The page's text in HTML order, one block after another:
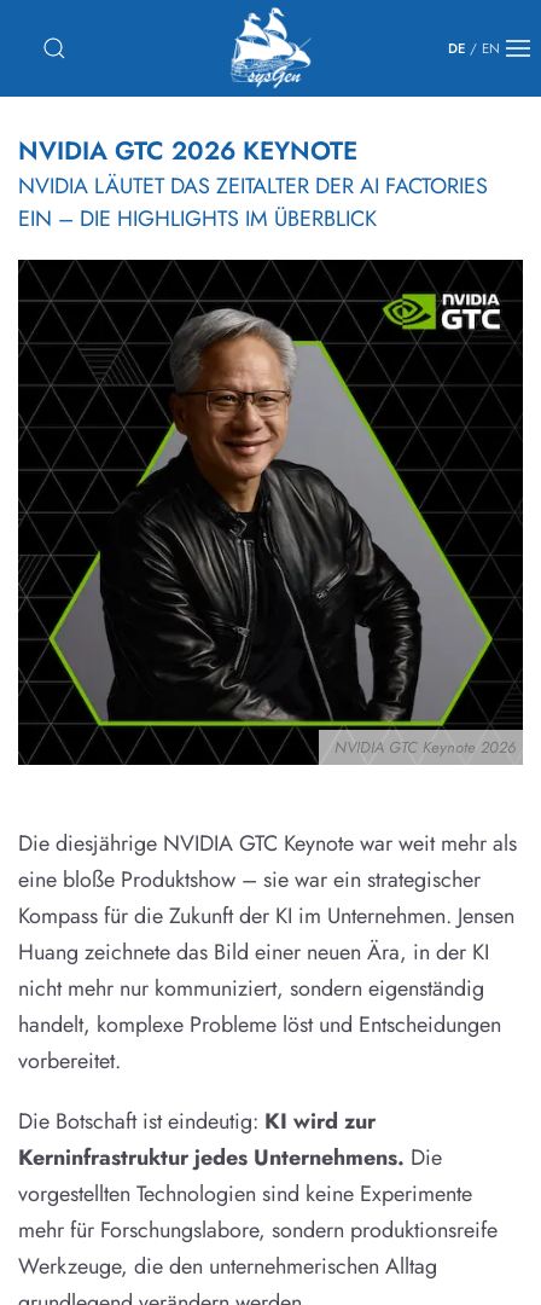
DE / EN
NVIDIA GTC 2026 KEYNOTE
NVIDIA LÄUTET DAS ZEITALTER DER AI FACTORIES
EIN – DIE HIGHLIGHTS IM ÜBERBLICK
NVIDIA GTC Keynote 2026
Die diesjährige NVIDIA GTC Keynote war weit mehr als
eine bloße Produktshow – sie war ein strategischer
Kompass für die Zukunft der KI im Unternehmen. Jensen
Huang zeichnete das Bild einer neuen Ära, in der KI
nicht mehr nur kommuniziert, sondern eigenständig
handelt, komplexe Probleme löst und Entscheidungen
vorbereitet.
Die Botschaft ist eindeutig: KI wird zur
Kerninfrastruktur jedes Unternehmens. Die
vorgestellten Technologien sind keine Experimente
mehr für Forschungslabore, sondern produktionsreife
Werkzeuge, die den unternehmerischen Alltag